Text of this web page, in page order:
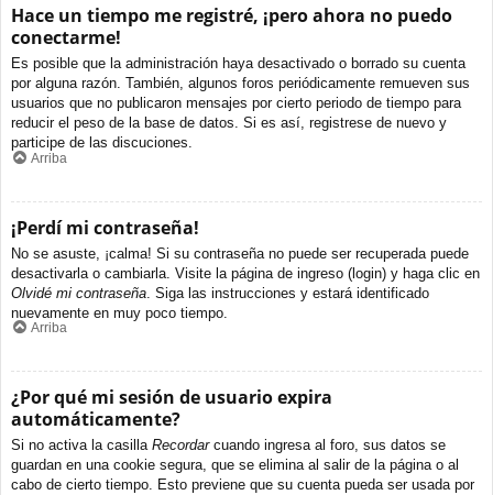
Hace un tiempo me registré, ¡pero ahora no puedo
conectarme!
Es posible que la administración haya desactivado o borrado su cuenta
por alguna razón. También, algunos foros periódicamente remueven sus
usuarios que no publicaron mensajes por cierto periodo de tiempo para
reducir el peso de la base de datos. Si es así, registrese de nuevo y
participe de las discuciones.
Arriba
¡Perdí mi contraseña!
No se asuste, ¡calma! Si su contraseña no puede ser recuperada puede
desactivarla o cambiarla. Visite la página de ingreso (login) y haga clic en
Olvidé mi contraseña . Siga las instrucciones y estará identificado
nuevamente en muy poco tiempo.
Arriba
¿Por qué mi sesión de usuario expira
automáticamente?
Si no activa la casilla Recordarcuando ingresa al foro, sus datos se
guardan en una cookie segura, que se elimina al salir de la página o al
cabo de cierto tiempo. Esto previene que su cuenta pueda ser usada por